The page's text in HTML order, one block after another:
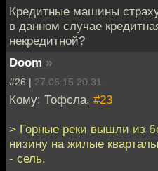
Кредитные машины
в данном случае
некредитной?
Doom »
#26 | 27.06.15 20:31
Кому: Тофсла, #23
> Горные реки вышли из
низину на жилые
- сель.